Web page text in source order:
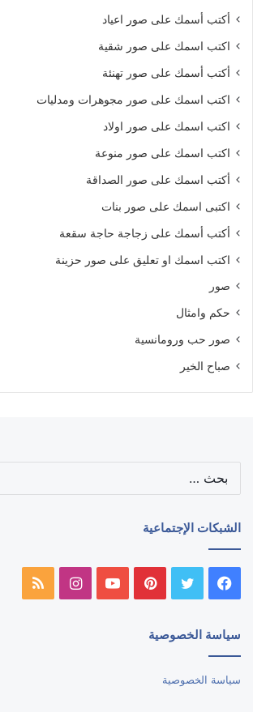
أكتب أسمك على صور اعياد
اكتب اسمك على صور شقية
أكتب أسمك على صور تهنئة
اكتب اسمك على صور مجوهرات ومدليات
اكتب اسمك على صور اولاد
اكتب اسمك على صور منوعة
أكتب اسمك على صور الصداقة
اكتبى اسمك على صور بنات
أكتب أسمك على زجاجة حاجة سقعة
اكتب اسمك او تعليق على صور حزينة
صور
حكم وامثال
صور حب ورومانسية
صباح الخير
الشبكات الإجتماعية
فيسبوك تويتر بينتيريستيوتيوبانستقرامملخص
سياسة الخصوصية
سياسة الخصوصية